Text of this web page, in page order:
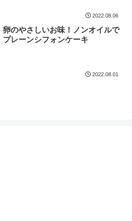
2022.08.06
卵のやさしいお味！ノンオイルで
プレーンシフォンケーキ
2022.08.01